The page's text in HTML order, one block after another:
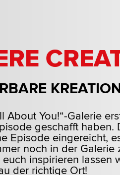
About You!“-Galerie
geschafft haben.
Episode eingereicht,
noch in der Galerie
inspirieren lassen
der richtige Ort!